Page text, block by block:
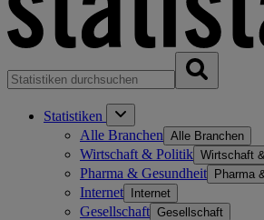
Statistiken
Alle Branchen Alle Branchen
Wirtschaft & Politik Wirtschaft
Pharma & Gesundheit Pharma
Internet Internet
Gesellschaft Gesellschaft